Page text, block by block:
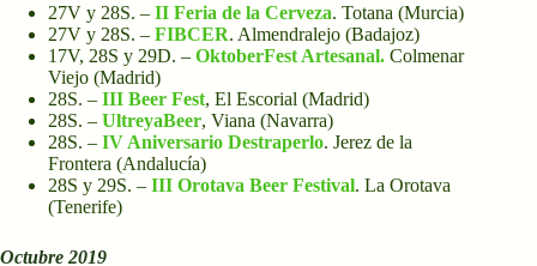
27V y 28S. – II Feria de la Cerveza. Totana (Murcia)
27V y 28S. – FIBCER. Almendralejo (Badajoz)
17V, 28S y 29D. – OktoberFest Artesanal. Colmenar
Viejo (Madrid)
28S. – III Beer Fest, El Escorial (Madrid)
28S. – UltreyaBeer, Viana (Navarra)
28S. – IV Aniversario Destraperlo. Jerez de la
Frontera (Andalucía)
28S y 29S. – III Orotava Beer Festival. La Orotava
(Tenerife)
Octubre 2019